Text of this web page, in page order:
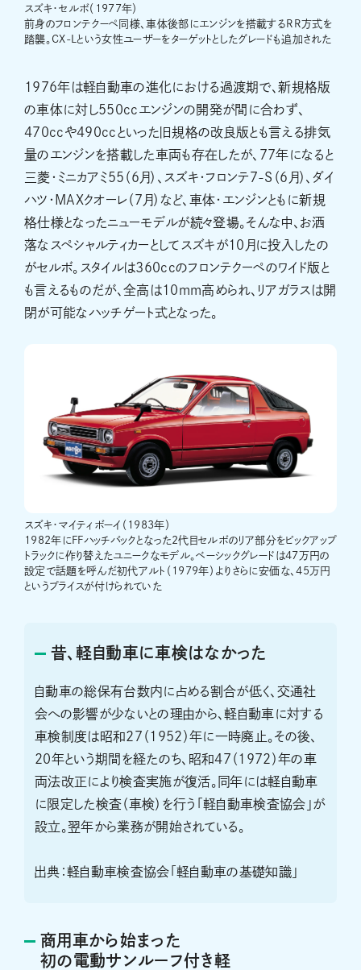
スズキ・セルボ（1977年）
前身のフロンテクーペ同様、車体後部にエンジンを搭載するRR方式を
踏襲。CX-Lという女性ユーザーをターゲットとしたグレードも追加された
1976年は軽自動車の進化における過渡期で、新規格版
の車体に対し550ccエンジンの開発が間に合わず、
470ccや490ccといった旧規格の改良版とも言える排気
量のエンジンを搭載した車両も存在したが、77年になると
三菱・ミニカアミ55（6月）、スズキ・フロンテ7-S（6月）、ダイ
ハツ・MAXクオーレ（7月）など、車体・エンジンともに新規
格仕様となったニューモデルが続々登場。そんな中、お洒
落なスペシャルティカーとしてスズキが10月に投入したの
がセルボ。スタイルは360ccのフロンテクーペのワイド版と
も言えるものだが、全高は10mm高められ、リアガラスは開
閉が可能なハッチゲート式となった。
スズキ・マイティボーイ（1983年）
1982年にFFハッチバックとなった2代目セルボのリア部分をピックアップ
トラックに作り替えたユニークなモデル。ベーシックグレードは47万円の
設定で話題を呼んだ初代アルト（1979年）よりさらに安価な、45万円
というプライスが付けられていた
昔、軽自動車に車検はなかった
自動車の総保有台数内に占める割合が低く、交通社
会への影響が少ないとの理由から、軽自動車に対する
車検制度は昭和27（1952）年に一時廃止。その後、
20年という期間を経たのち、昭和47（1972）年の車
両法改正により検査実施が復活。同年には軽自動車
に限定した検査（車検）を行う「軽自動車検査協会」が
設立。翌年から業務が開始されている。
出典：軽自動車検査協会「軽自動車の基礎知識」
商用車から始まった
初の電動サンルーフ付き軽